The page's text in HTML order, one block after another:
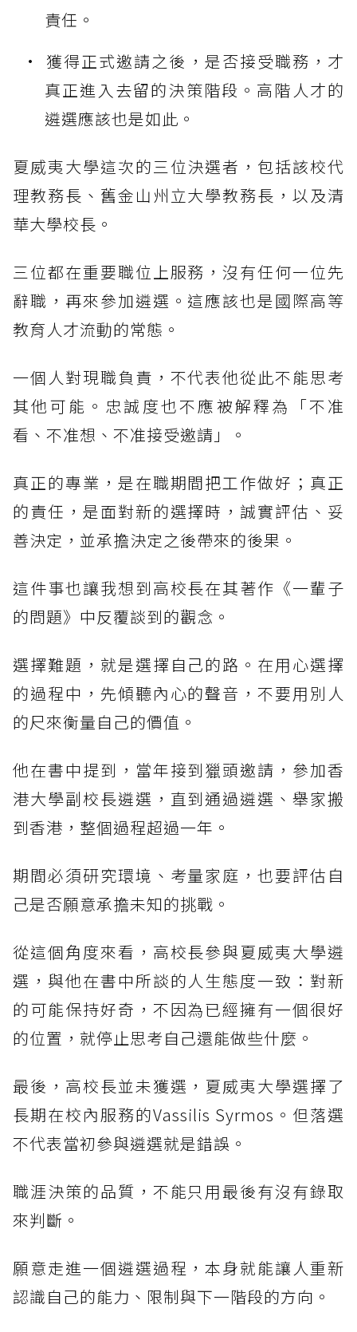
責任。
獲得正式邀請之後，是否接受職務，才
真正進入去留的決策階段。高階人才的
遴選應該也是如此。
夏威夷大學這次的三位決選者，包括該校代
理教務長、舊金山州立大學教務長，以及清
華大學校長。
三位都在重要職位上服務，沒有任何一位先
辭職，再來參加遴選。這應該也是國際高等
教育人才流動的常態。
一個人對現職負責，不代表他從此不能思考
其他可能。忠誠度也不應被解釋為「不准
看、不准想、不准接受邀請」。
真正的專業，是在職期間把工作做好；真正
的責任，是面對新的選擇時，誠實評估、妥
善決定，並承擔決定之後帶來的後果。
這件事也讓我想到高校長在其著作《一輩子
的問題》中反覆談到的觀念。
選擇難題，就是選擇自己的路。在用心選擇
的過程中，先傾聽內心的聲音，不要用別人
的尺來衡量自己的價值。
他在書中提到，當年接到獵頭邀請，參加香
港大學副校長遴選，直到通過遴選、舉家搬
到香港，整個過程超過一年。
期間必須研究環境、考量家庭，也要評估自
己是否願意承擔未知的挑戰。
從這個角度來看，高校長參與夏威夷大學遴
選，與他在書中所談的人生態度一致：對新
的可能保持好奇，不因為已經擁有一個很好
的位置，就停止思考自己還能做些什麼。
最後，高校長並未獲選，夏威夷大學選擇了
長期在校內服務的Vassilis Syrmos。但落選
不代表當初參與遴選就是錯誤。
職涯決策的品質，不能只用最後有沒有錄取
來判斷。
願意走進一個遴選過程，本身就能讓人重新
認識自己的能力、限制與下一階段的方向。